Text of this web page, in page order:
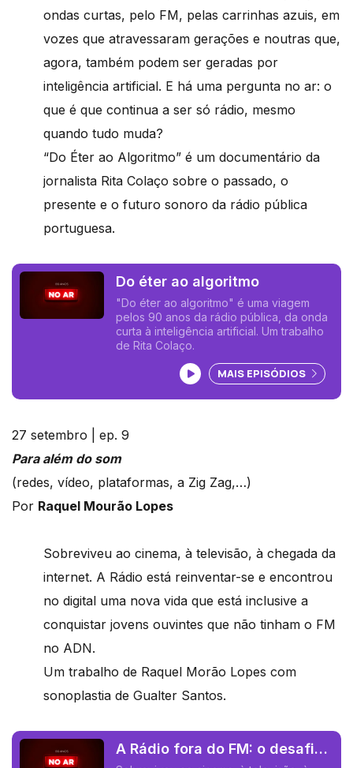
ondas curtas, pelo FM, pelas carrinhas azuis, em
vozes que atravessaram gerações e noutras que,
agora, também podem ser geradas por
inteligência artificial. E há uma pergunta no ar: o
que é que continua a ser só rádio, mesmo
quando tudo muda?
“Do Éter ao Algoritmo” é um documentário da
jornalista Rita Colaço sobre o passado, o
presente e o futuro sonoro da rádio pública
portuguesa.
Do éter ao algoritmo
"Do éter ao algoritmo" é uma viagem
pelos 90 anos da rádio pública, da onda
curta à inteligência artificial. Um trabalho
de Rita Colaço.
Ouvir podcast
MAIS EPISÓDIOS
27 setembro | ep. 9
Para além do som
(redes, vídeo, plataformas, a Zig Zag,…)
Por Raquel Mourão Lopes
Sobreviveu ao cinema, à televisão, à chegada da
internet. A Rádio está reinventar-se e encontrou
no digital uma nova vida que está inclusive a
conquistar jovens ouvintes que não tinham o FM
no ADN.
Um trabalho de Raquel Morão Lopes com
sonoplastia de Gualter Santos.
A Rádio fora do FM: o desafio